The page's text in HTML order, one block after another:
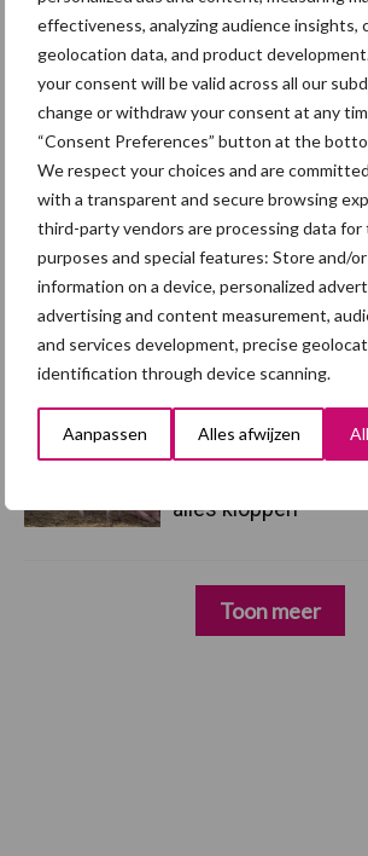
effectiveness, analyzing audience insights,
geolocation data, and product
your consent will be valid across all our
change or withdraw your consent at any
“Consent Preferences” button at the
We respect your choices and are
with a transparent and secure browsing
third-party vendors are processing data
purposes and special features: Store and/
information on a device, personalized
advertising and content measurement,
and services development, precise
identification through device scanning.
Aanpassen Alles afwijzen
groter dan ooit”
5 aug
Eliminatieprotocol
Mycoplasma
4 aug
AVP in Finland
alertheid belangrijk
3 aug
Vlaamse
dankzij groei van
Intacte beren
alles kloppen
Toon meer